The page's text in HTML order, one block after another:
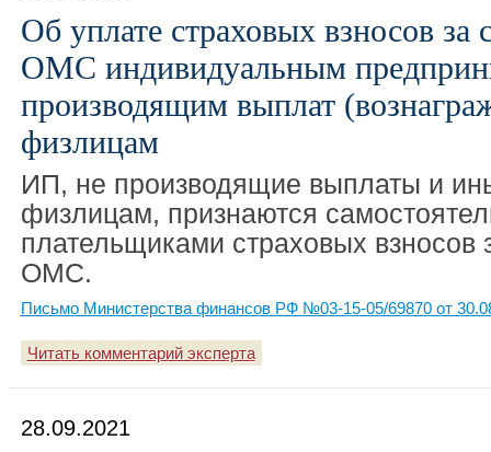
Об уплате страховых взносов
ОМС индивидуальным
производящим выплат
физлицам
ИП, не производящие выплаты и
физлицам, признаются
плательщиками страховых
ОМС.
Письмо Министерства финансов РФ №03-15-05/69870 от
Читать комментарий эксперта
28.09.2021